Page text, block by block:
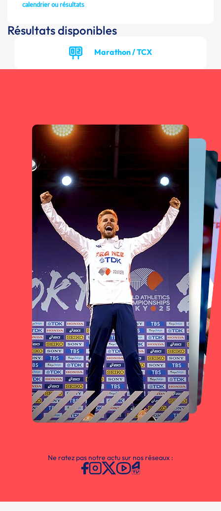
calendrier ou résultats
Résultats disponibles
Marathon / TCX
Ne ratez pas notre actu sur nos réseaux :